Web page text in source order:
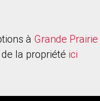
à Grande Prairie
la propriété ici